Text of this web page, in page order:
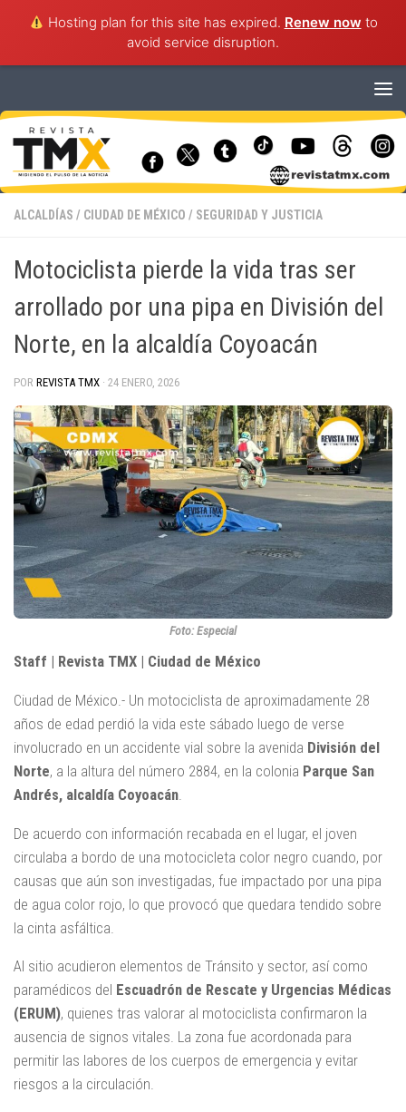
Hosting plan for this site has expired. Renew now to
avoid service disruption.
ALCALDÍAS / CIUDAD DE MÉXICO / SEGURIDAD Y JUSTICIA
Motociclista pierde la vida tras ser
arrollado por una pipa en División del
Norte, en la alcaldía Coyoacán
POR REVISTA TMX · 24 ENERO, 2026
Foto: Especial
Staff | Revista TMX | Ciudad de México
Ciudad de México.- Un motociclista de aproximadamente 28
años de edad perdió la vida este sábado luego de verse
involucrado en un accidente vial sobre la avenida División del
Norte, a la altura del número 2884, en la colonia Parque San
Andrés, alcaldía Coyoacán
De acuerdo con información recabada en el lugar, el joven
circulaba a bordo de una motocicleta color negro cuando, por
causas que aún son investigadas, fue impactado por una pipa
de agua color rojo, lo que provocó que quedara tendido sobre
la cinta asfáltica.
Al sitio acudieron elementos de Tránsito y sector, así como
paramédicos del Escuadrón de Rescate y Urgencias Médicas
(ERUM), quienes tras valorar al motociclista confirmaron la
ausencia de signos vitales. La zona fue acordonada para
permitir las labores de los cuerpos de emergencia y evitar
riesgos a la circulación.